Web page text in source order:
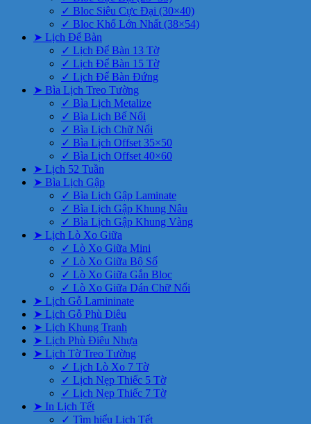
✓ Bloc Siêu Cực Đại (30×40)
✓ Bloc Khổ Lớn Nhất (38×54)
➤ Lịch Để Bàn
✓ Lịch Để Bàn 13 Tờ
✓ Lịch Để Bàn 15 Tờ
✓ Lịch Để Bàn Đứng
➤ Bìa Lịch Treo Tường
✓ Bìa Lịch Metalize
✓ Bìa Lịch Bế Nổi
✓ Bìa Lịch Chữ Nổi
✓ Bìa Lịch Offset 35×50
✓ Bìa Lịch Offset 40×60
➤ Lịch 52 Tuần
➤ Bìa Lịch Gập
✓ Bìa Lịch Gập Laminate
✓ Bìa Lịch Gập Khung Nâu
✓ Bìa Lịch Gập Khung Vàng
➤ Lịch Lò Xo Giữa
✓ Lò Xo Giữa Mini
✓ Lò Xo Giữa Bộ Số
✓ Lò Xo Giữa Gắn Bloc
✓ Lò Xo Giữa Dán Chữ Nổi
➤ Lịch Gỗ Lamininate
➤ Lịch Gỗ Phù Điêu
➤ Lịch Khung Tranh
➤ Lịch Phù Điêu Nhựa
➤ Lịch Tờ Treo Tường
✓ Lịch Lò Xo 7 Tờ
✓ Lịch Nẹp Thiếc 5 Tờ
✓ Lịch Nẹp Thiếc 7 Tờ
➤ In Lịch Tết
✓ Tìm hiểu Lịch Tết